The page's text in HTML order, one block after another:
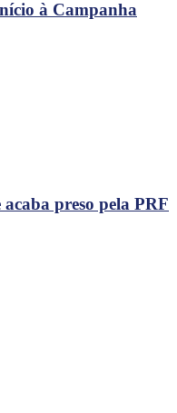
à Campanha
preso pela PRF